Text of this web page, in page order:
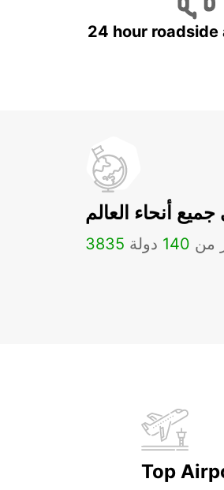
24 hour roadside
أنحاء العالم
3835 من 140 دولة
Top